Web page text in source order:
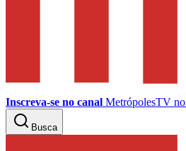
Inscreva-se no canal MetrópolesTV no
Busca